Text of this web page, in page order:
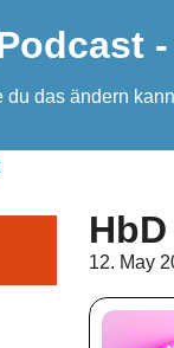
du das ändern
12. May